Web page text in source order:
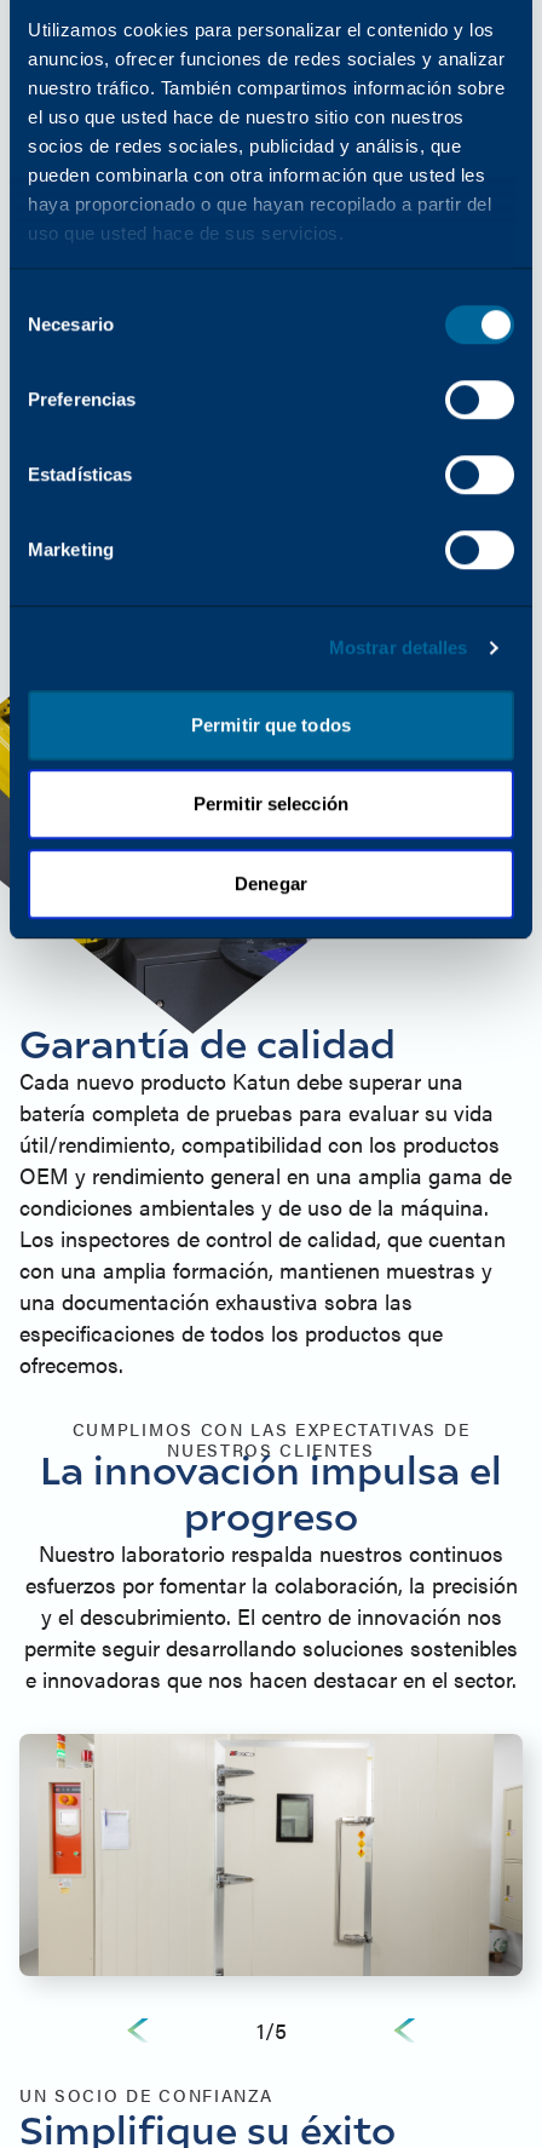
Utilizamos cookies para personalizar el contenido y los
anuncios, ofrecer funciones de redes sociales y analizar
nuestro tráfico. También compartimos información sobre
el uso que usted hace de nuestro sitio con nuestros
socios de redes sociales, publicidad y análisis, que
pueden combinarla con otra información que usted les
haya proporcionado o que hayan recopilado a partir del
uso que usted hace de sus servicios.
delNecesario
Preferencias
Estadísticas
Marketing
Mostrar detalles
Permitir que todos
Permitir selección
Denegar
Nuestro nuevo laboratorio muestra las
excepcionales capacidades tecnológicas de Katun,
con mediciones precisas, simulaciones ambientales
extremas y análisis avanzados para garantizar
productos de calidad constante y superior en todo el
mundo. Cada producto que vendemos es el
resultado de una investigación y un desarrollo
meticulosos. Gracias a nuestras capacidades de
ingeniería inversa de vanguardia, nuestros equipos
de investigación y desarrollo pueden identificar las
necesarias para desarrollar cartuchos, contenedores
de tóner residual y otros productos que ofrezcan
Garantía de calidad
Cada nuevo producto Katun debe superar una
batería completa de pruebas para evaluar su vida
útil/rendimiento, compatibilidad con los productos
OEM y rendimiento general en una amplia gama de
condiciones ambientales y de uso de la máquina.
Los inspectores de control de calidad, que cuentan
con una amplia formación, mantienen muestras y
una documentación exhaustiva sobra las
especificaciones de todos los productos que
ofrecemos.
CUMPLIMOS CON LAS EXPECTATIVAS DE
NUESTROS CLIENTES
La innovación impulsa el
progreso
Nuestro laboratorio respalda nuestros continuos
esfuerzos por fomentar la colaboración, la precisión
y el descubrimiento. El centro de innovación nos
permite seguir desarrollando soluciones sostenibles
e innovadoras que nos hacen destacar en el sector.
1/5
UN SOCIO DE CONFIANZA
Simplifique su éxito